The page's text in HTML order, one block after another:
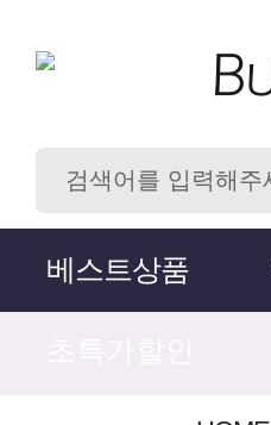
베스트상품